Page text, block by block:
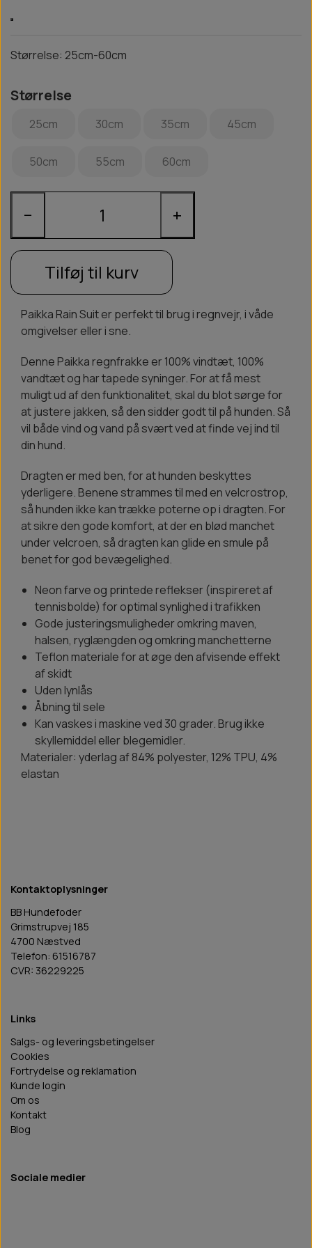
Størrelse: 25cm-60cm
Størrelse
25cm 30cm 35cm 45cm
50cm 55cm 60cm
− +
Tilføj til kurv
Paikka Rain Suit er perfekt til brug i regnvejr, i våde
omgivelser eller i sne.
Denne Paikka regnfrakke er 100% vindtæt, 100%
vandtæt og har tapede syninger. For at få mest
muligt ud af den funktionalitet, skal du blot sørge for
at justere jakken, så den sidder godt til på hunden. Så
vil både vind og vand på svært ved at finde vej ind til
din hund.
Dragten er med ben, for at hunden beskyttes
yderligere. Benene strammes til med en velcrostrop,
så hunden ikke kan trække poterne op i dragten. For
at sikre den gode komfort, at der en blød manchet
under velcroen, så dragten kan glide en smule på
benet for god bevægelighed.
Neon farve og printede reflekser (inspireret af
tennisbolde) for optimal synlighed i trafikken
Gode justeringsmuligheder omkring maven,
halsen, ryglængden og omkring manchetterne
Teflon materiale for at øge den afvisende effekt
af skidt
Uden lynlås
Åbning til sele
Kan vaskes i maskine ved 30 grader. Brug ikke
skyllemiddel eller blegemidler.
Materialer: yderlag af 84% polyester, 12% TPU, 4%
elastan
Kontaktoplysninger
BB Hundefoder
Grimstrupvej 185
4700 Næstved
Telefon: 61516787
CVR: 36229225
Links
Salgs- og leveringsbetingelser
Cookies
Fortrydelse og reklamation
Kunde login
Om os
Kontakt
Blog
Sociale medier